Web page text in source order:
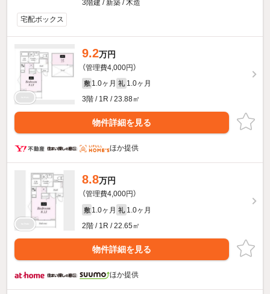
3階建 / 新築 / 木造
宅配ボックス
9.2万円
（管理費4,000円）
敷 1.0ヶ月 礼 1.0ヶ月
3階 / 1R / 23.88㎡
物件詳細を見る
ほか提供
8.8万円
（管理費4,000円）
敷 1.0ヶ月 礼 1.0ヶ月
2階 / 1R / 22.65㎡
物件詳細を見る
ほか提供